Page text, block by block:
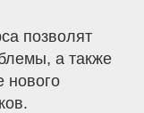
позволят
а также
нового